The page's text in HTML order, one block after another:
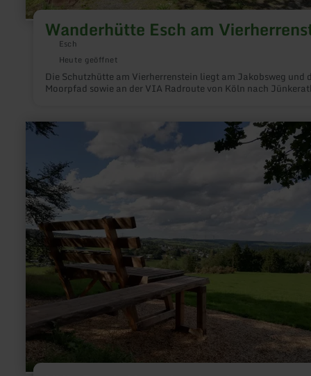
Wanderhütte Esch am
Esch
Heute geöffnet
Die Schutzhütte am Vierherrenstein liegt am Jakobsweg und
Moorpfad sowie an der VIA Radroute von Köln nach
mehr
erfahren
Bank
Kerschenbach